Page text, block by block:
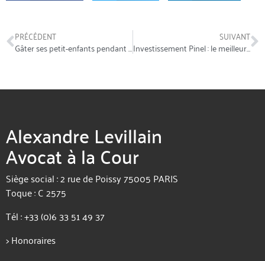
PRÉCÉDENT
Gâter ses petit-enfants pendant les fêtes : attention aux pièges !
SUIVANT
Investissement Pinel : le meilleur placement pour faire de la défiscalisation immobilière ?
Alexandre Levillain
Avocat à la Cour
Siège social : 2 rue de Poissy 75005 PARIS
Toque : C 2575
Tél :+33 (0)6 33 51 49 37
>Honoraires